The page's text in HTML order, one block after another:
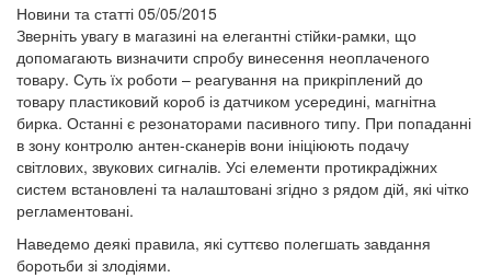
Новини та статті 05/05/2015
Зверніть увагу в магазині на елегантні стійки-рамки, що
допомагають визначити спробу винесення неоплаченого
товару. Суть їх роботи – реагування на прикріплений до
товару пластиковий короб із датчиком усередині, магнітна
бирка. Останні є резонаторами пасивного типу. При попаданні
в зону контролю антен-сканерів вони ініціюють подачу
світлових, звукових сигналів. Усі елементи протикрадіжних
систем встановлені та налаштовані згідно з рядом дій, які чітко
регламентовані.
Наведемо деякі правила, які суттєво полегшать завдання
боротьби зі злодіями.